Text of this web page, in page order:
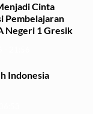
Cinta
Pembelajaran
Negeri 1 Gresik
Indonesia